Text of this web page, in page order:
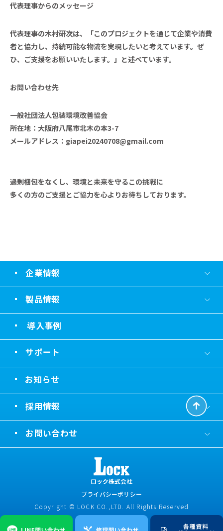
代表理事からのメッセージ
代表理事の木村研次は、「このプロジェクトを通じて企業や消費
者と協力し、持続可能な物流を実現したいと考えています。ぜ
ひ、ご支援をお願いいたします。」と述べています。
お問い合わせ先
一般社団法人包装環境改善協会
所在地：大阪府八尾市北木の本3-7
メールアドレス： giapei20240708@gmail.com
過剰梱包をなくし、環境と未来を守るこの挑戦に
多くの方のご支援とご協力を心よりお待ちしております。
ロック株式会社
企業情報
製品情報
導入事例
サポート
お知らせ
採用情報
お問い合わせ
プライバシーポリシー
Copyright © LOCK CO.,LTD. All Rights Reserved